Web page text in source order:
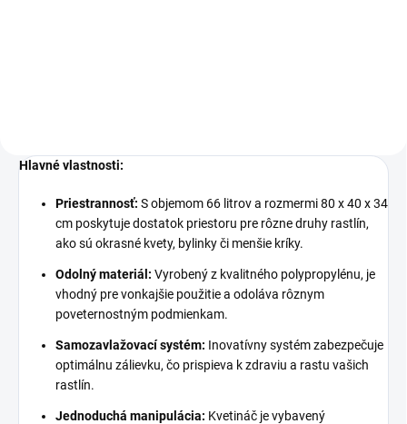
Hlavné vlastnosti:
Priestrannosť: S objemom 66 litrov a rozmermi 80 x 40 x 34
cm poskytuje dostatok priestoru pre rôzne druhy rastlín,
ako sú okrasné kvety, bylinky či menšie kríky.
Odolný materiál: Vyrobený z kvalitného polypropylénu, je
vhodný pre vonkajšie použitie a odoláva rôznym
poveternostným podmienkam.
Samozavlažovací systém: Inovatívny systém zabezpečuje
optimálnu zálievku, čo prispieva k zdraviu a rastu vašich
rastlín.
Jednoduchá manipulácia: Kvetináč je vybavený